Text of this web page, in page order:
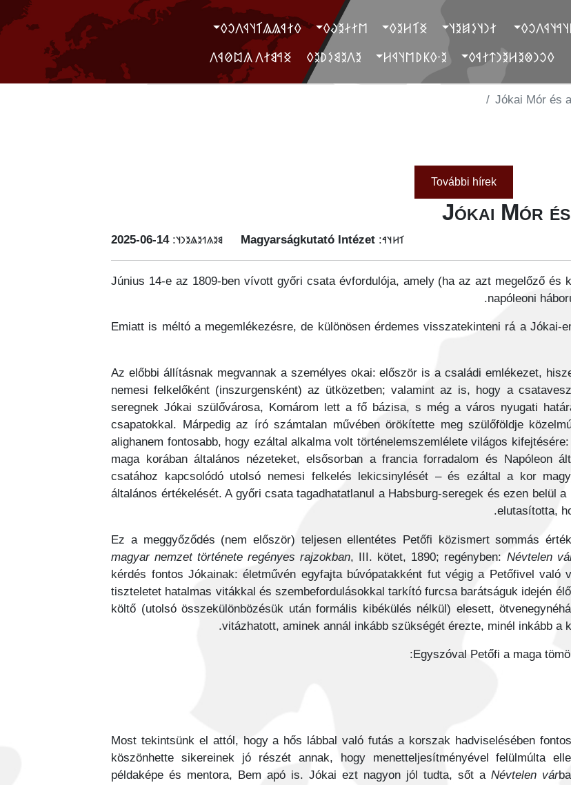
‮ 𐲐𐲙𐲦𐲋𐲯𐲉𐲦
‮𐲏𐲑𐲢𐲉𐲓
‮𐲮𐲐𐲇𐲉𐲜𐲓
‮𐲓𐲐𐲁𐲖𐲖𐲑𐲦𐲁𐲤𐲛𐲓
‮𐲓𐲛𐲙𐲌𐲉𐲢𐲉𐲙𐲄𐲐𐲁𐲓
‮𐲉-𐲓𐲞𐲚𐲮𐲦𐲁𐲢
‮𐲉𐲤𐲉𐲘𐲋𐲚𐲉𐲓
‮ ‮𐲏𐲀𐲘𐲐𐲤 𐲍𐲪𐲗𐲁𐲤
Jókai Mór és
További hírek
Jókai Mór
𐳑𐳢𐳦𐳀:
Magyarságkutató Intézet
𐳘𐳉𐳍𐳒𐳉𐳖𐳉𐳙𐳦:
‭2025-06-14
Június 14-e az 1809-ben vívott győri csata évfordulója, amely (ha az azt megelőző és
napóleoni
Emiatt is méltó a megemlékezésre, de különösen érdemes visszatekinteni rá a Jókai-
Az előbbi állításnak megvannak a személyes okai: először is a családi emlékezet,
nemesi felkelőként (inszurgensként) az ütközetben; valamint az is, hogy a
seregnek Jókai szülővárosa, Komárom lett a fő bázisa, s még a város nyugati
csapatokkal. Márpedig az író számtalan művében örökítette meg szülőföldje
alighanem fontosabb, hogy ezáltal alkalma volt történelemszemlélete világos
maga korában általános nézeteket, elsősorban a francia forradalom és Napóleon
csatához kapcsolódó utolsó nemesi felkelés lekicsinylését – és ezáltal a kor
általános értékelését. A győri csata tagadhatatlanul a Habsburg-seregek és ezen belül
elutasította,
Ez a meggyőződés (nem először) teljesen ellentétes Petőfi közismert sommás
magyar nemzet története regényes rajzokban, III. kötet, 1890; regényben: Névtelen
kérdés fontos Jókainak: életművén egyfajta búvópatakként fut végig a Petőfivel
tiszteletet hatalmas vitákkal és szembefordulásokkal tarkító furcsa barátságuk idején
költő (utolsó összekülönbözésük után formális kibékülés nélkül) elesett,
vitázhatott, aminek annál inkább szükségét érezte, minél inkább a
Egyszóval Petőfi a maga
Most tekintsünk el attól, hogy a hős lábbal való futás a korszak hadviselésében
köszönhette sikereinek jó részét annak, hogy menetteljesítményével felülmúlta
példaképe és mentora, Bem apó is. Jókai ezt nagyon jól tudta, sőt a Névtelen vár